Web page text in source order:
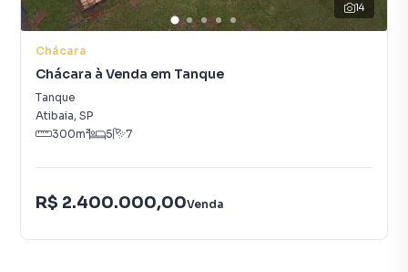
14
Chácara
Chácara à Venda em Tanque
Tanque
Atibaia, SP
300m² 5 7
R$ 2.400.000,00Venda